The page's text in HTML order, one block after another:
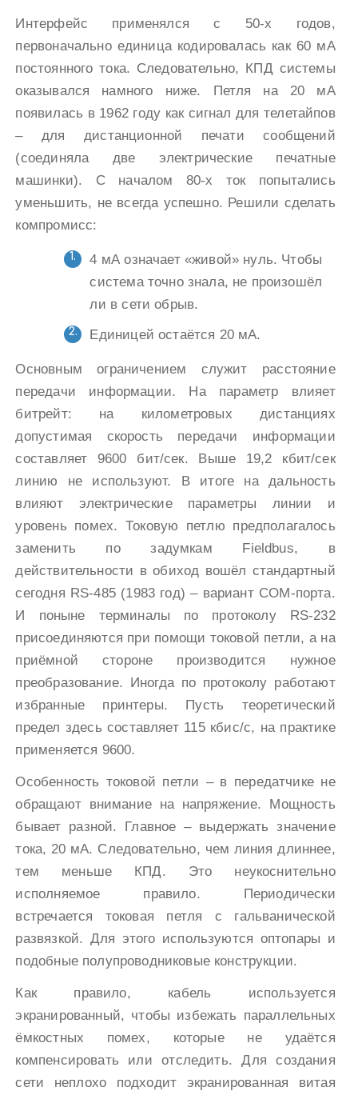
Интерфейс применялся с 50-х годов,
первоначально единица кодировалась как 60 мА
постоянного тока. Следовательно, КПД системы
оказывался намного ниже. Петля на 20 мА
появилась в 1962 году как сигнал для телетайпов
– для дистанционной печати сообщений
(соединяла две электрические печатные
машинки). С началом 80-х ток попытались
уменьшить, не всегда успешно. Решили сделать
компромисс:
4 мА означает «живой» нуль. Чтобы
система точно знала, не произошёл
ли в сети обрыв.
Единицей остаётся 20 мА.
Основным ограничением служит расстояние
передачи информации. На параметр влияет
битрейт: на километровых дистанциях
допустимая скорость передачи информации
составляет 9600 бит/сек. Выше 19,2 кбит/сек
линию не используют. В итоге на дальность
влияют электрические параметры линии и
уровень помех. Токовую петлю предполагалось
заменить по задумкам Fieldbus, в
действительности в обиход вошёл стандартный
сегодня RS-485 (1983 год) – вариант COM-порта.
И поныне терминалы по протоколу RS-232
присоединяются при помощи токовой петли, а на
приёмной стороне производится нужное
преобразование. Иногда по протоколу работают
избранные принтеры. Пусть теоретический
предел здесь составляет 115 кбис/с, на практике
применяется 9600.
Особенность токовой петли – в передатчике не
обращают внимание на напряжение. Мощность
бывает разной. Главное – выдержать значение
тока, 20 мА. Следовательно, чем линия длиннее,
тем меньше КПД. Это неукоснительно
исполняемое правило. Периодически
встречается токовая петля с гальванической
развязкой. Для этого используются оптопары и
подобные полупроводниковые конструкции.
Как правило, кабель используется
экранированный, чтобы избежать параллельных
ёмкостных помех, которые не удаётся
компенсировать или отследить. Для создания
сети неплохо подходит экранированная витая